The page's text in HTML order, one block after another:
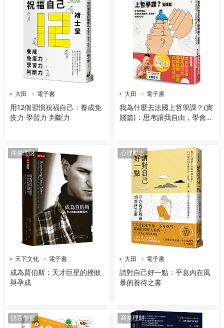
大田 電子書
用12個習慣祝福自己：養成免
疫力‧學習力‧判斷力
大田 電子書
我為什麼去法國上哲學課？(實
踐篇)：思考讓我自由，學會面
商業理財
天下文化 電子書
成為賈伯斯：天才巨星的挫敗
與孕成
心理勵志
大田 電子書
請對自己好一點：平息內在風
暴的善待之書
語言學習 商業理財